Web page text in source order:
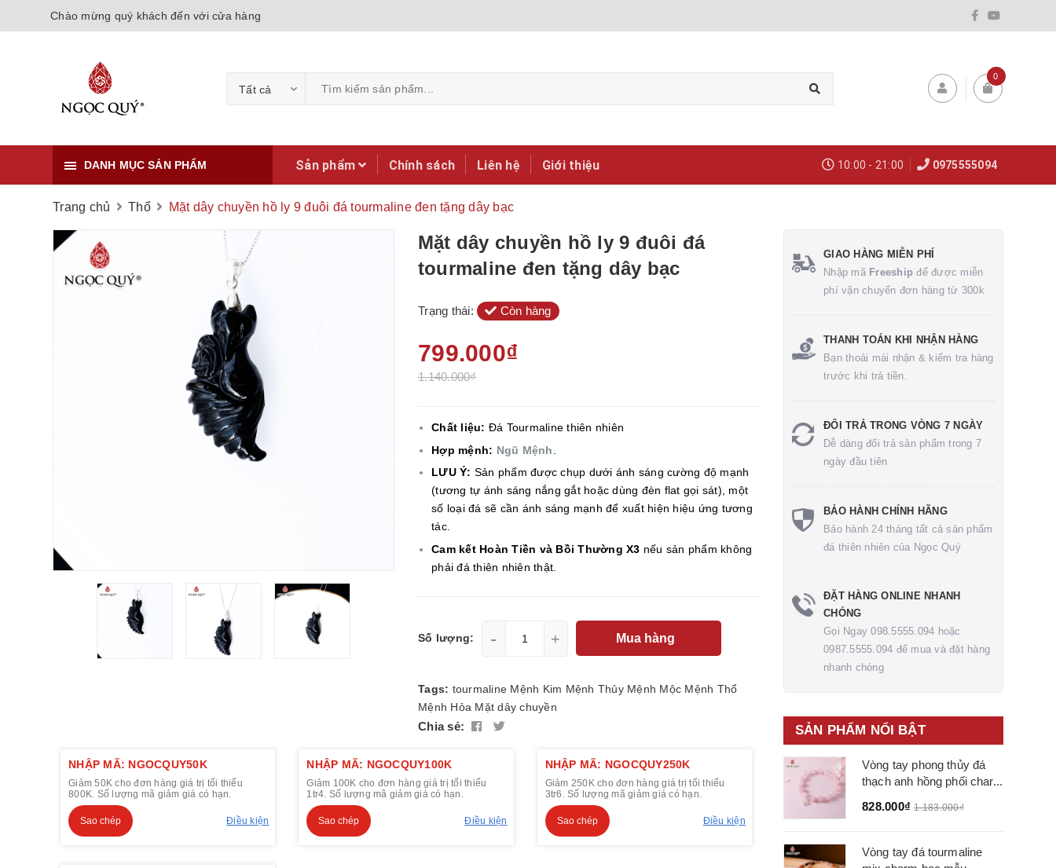
Chào mừng quý khách đến với cửa hàng
Tất cả
0
DANH MỤC SẢN PHẨM Sản phẩm Chính sách Liên hệ Giới thiệu 10:00 - 21:00 0975555094
Trang chủ Thổ Mặt dây chuyền hồ ly 9 đuôi đá tourmaline đen tặng dây bạc
Mặt dây chuyền hồ ly 9 đuôi đá
tourmaline đen tặng dây bạc
Trạng thái: Còn hàng
799.000₫
1.140.000₫
Chất liệu: Đá Tourmaline thiên nhiên
Hợp mệnh: Ngũ Mệnh
LƯU Ý: Sản phẩm được chụp dưới ánh sáng cường độ mạnh
(tương tự ánh sáng nắng gắt hoặc dùng đèn flat gọi sát), một
số loại đá sẽ cần ánh sáng mạnh để xuất hiện hiệu ứng tương
tác.
Cam kết Hoàn Tiền và Bồi Thường X3 nếu sản phẩm không
phải đá thiên nhiên thật.
Số lượng: - + Mua hàng
Tags: tourmaline Mệnh Kim Mệnh Thủy Mệnh Mộc Mệnh Thổ
Mệnh Hỏa Mặt dây chuyền
Chia sẻ:
NHẬP MÃ: NGOCQUY50K
Giảm 50K cho đơn hàng giá trị tối thiểu
800K. Số lượng mã giảm giá có hạn.
Sao chép Điều kiện
NHẬP MÃ: NGOCQUY100K
Giảm 100K cho đơn hàng giá trị tối thiểu
1tr4. Số lượng mã giảm giá có hạn.
Sao chép Điều kiện
NHẬP MÃ: NGOCQUY250K
Giảm 250K cho đơn hàng giá trị tối thiểu
3tr6. Số lượng mã giảm giá có hạn.
Sao chép Điều kiện
GIAO HÀNG MIỄN PHÍ
Nhập mã Freeship để được miễn
phí vận chuyển đơn hàng từ 300k
THANH TOÁN KHI NHẬN HÀNG
Bạn thoải mái nhận & kiểm tra hàng
trước khi trả tiền.
ĐỔI TRẢ TRONG VÒNG 7 NGÀY
Dễ dàng đổi trả sản phẩm trong 7
ngày đầu tiên
BẢO HÀNH CHÍNH HÃNG
Bảo hành 24 tháng tất cả sản phẩm
đá thiên nhiên của Ngọc Quý
ĐẶT HÀNG ONLINE NHANH
CHÓNG
Gọi Ngay 098.5555.094 hoặc
0987.5555.094 để mua và đặt hàng
nhanh chóng
SẢN PHẨM NỔI BẬT
Vòng tay phong thủy đá
thạch anh hồng phối char...
828.000₫ 1.183.000₫
Vòng tay đá tourmaline